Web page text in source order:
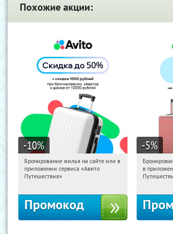
Похожие акции:
-10%
20:23:47 Получили:10
Россия
Бронирование жилья на сайте или в
приложении сервиса «Авито
Путешествия»
Промокод
-5%
Россия
в